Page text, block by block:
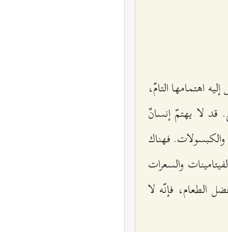
اهتمامها التامّ،
قد لا يهتمّ إنسانٌ
فهناك
والسعرات
الطعام، فإنّه لا